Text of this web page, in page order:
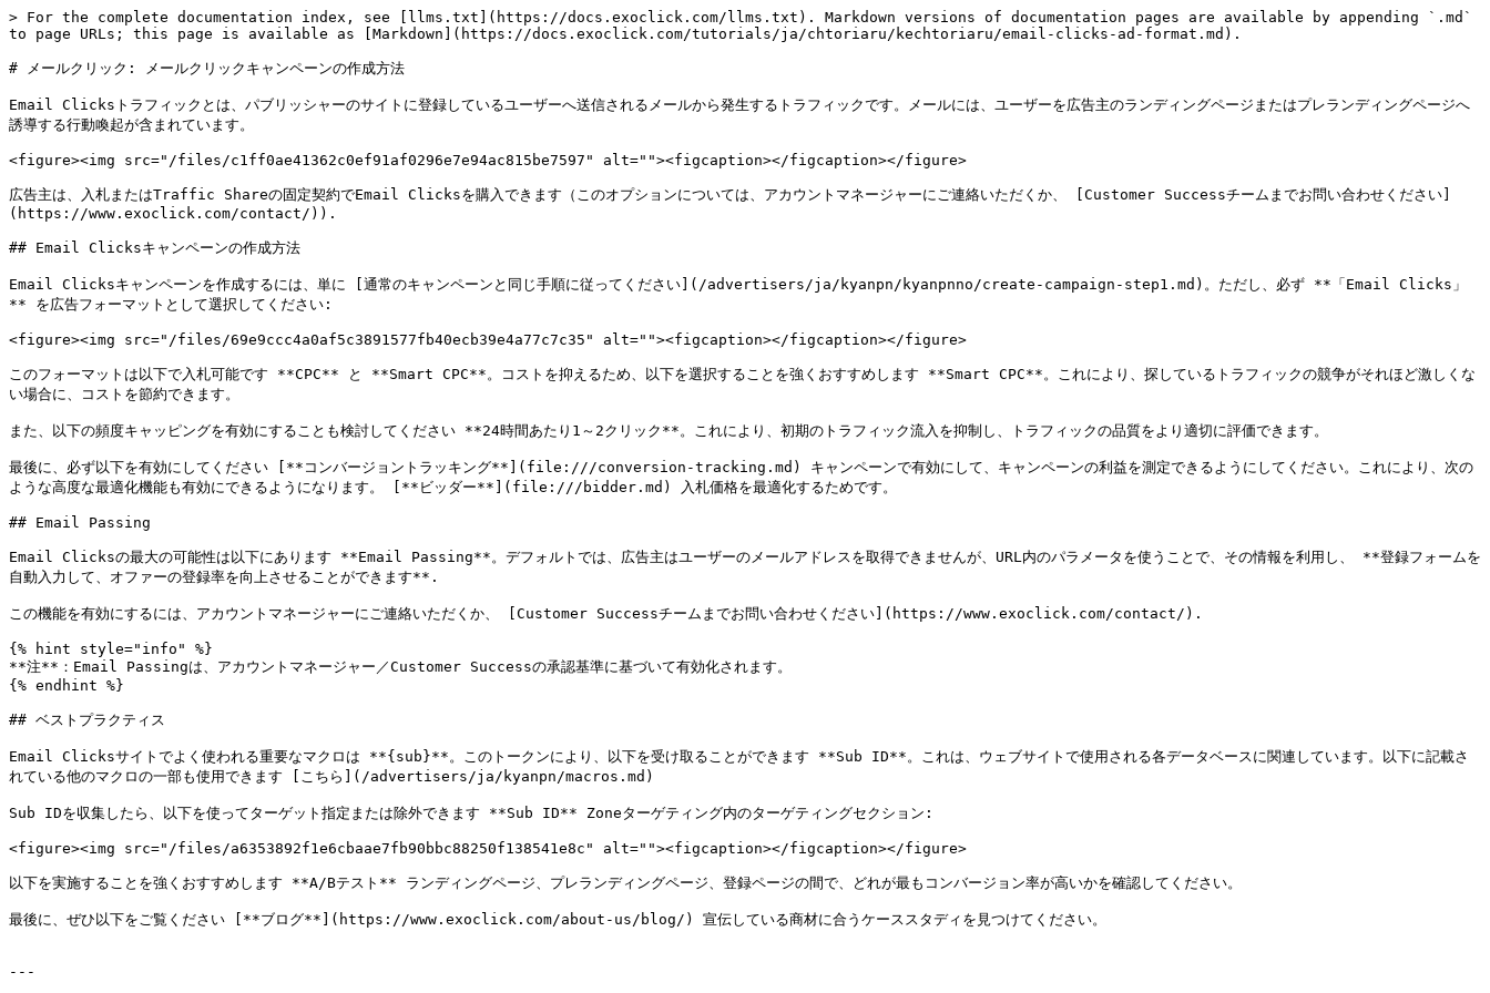
> For the complete documentation index, see [llms.txt](https://docs.exoclick.com/llms.txt). Markdown versions of documentation pages are available by appending `.md`
to page URLs; this page is available as [Markdown](https://docs.exoclick.com/tutorials/ja/chtoriaru/kechtoriaru/email-clicks-ad-format.md).
# メールクリック: メールクリックキャンペーンの作成方法
Email Clicksトラフィックとは、パブリッシャーのサイトに登録しているユーザーへ送信されるメールから発生するトラフィックです。メールには、ユーザーを広告主のランディングページまたはプレランディングページへ
誘導する行動喚起が含まれています。
<figure><img src="/files/c1ff0ae41362c0ef91af0296e7e94ac815be7597" alt=""><figcaption></figcaption></figure>
広告主は、入札またはTraffic Shareの固定契約でEmail Clicksを購入できます（このオプションについては、アカウントマネージャーにご連絡いただくか、 [Customer Successチームまでお問い合わせください]
(https://www.exoclick.com/contact/)).
## Email Clicksキャンペーンの作成方法
Email Clicksキャンペーンを作成するには、単に [通常のキャンペーンと同じ手順に従ってください](/advertisers/ja/kyanpn/kyanpnno/create-campaign-step1.md)。ただし、必ず **「Email Clicks」
** を広告フォーマットとして選択してください:
<figure><img src="/files/69e9ccc4a0af5c3891577fb40ecb39e4a77c7c35" alt=""><figcaption></figcaption></figure>
このフォーマットは以下で入札可能です **CPC** と **Smart CPC**。コストを抑えるため、以下を選択することを強くおすすめします **Smart CPC**。これにより、探しているトラフィックの競争がそれほど激しくな
い場合に、コストを節約できます。
また、以下の頻度キャッピングを有効にすることも検討してください **24時間あたり1～2クリック**。これにより、初期のトラフィック流入を抑制し、トラフィックの品質をより適切に評価できます。
最後に、必ず以下を有効にしてください [**コンバージョントラッキング**](file:///conversion-tracking.md) キャンペーンで有効にして、キャンペーンの利益を測定できるようにしてください。これにより、次の
ような高度な最適化機能も有効にできるようになります。 [**ビッダー**](file:///bidder.md) 入札価格を最適化するためです。
## Email Passing
Email Clicksの最大の可能性は以下にあります **Email Passing**。デフォルトでは、広告主はユーザーのメールアドレスを取得できませんが、URL内のパラメータを使うことで、その情報を利用し、 **登録フォームを
自動入力して、オファーの登録率を向上させることができます**.
この機能を有効にするには、アカウントマネージャーにご連絡いただくか、 [Customer Successチームまでお問い合わせください](https://www.exoclick.com/contact/).
{% hint style="info" %}
**注**：Email Passingは、アカウントマネージャー／Customer Successの承認基準に基づいて有効化されます。
{% endhint %}
## ベストプラクティス
Email Clicksサイトでよく使われる重要なマクロは **{sub}**。このトークンにより、以下を受け取ることができます **Sub ID**。これは、ウェブサイトで使用される各データベースに関連しています。以下に記載さ
れている他のマクロの一部も使用できます [こちら](/advertisers/ja/kyanpn/macros.md)
Sub IDを収集したら、以下を使ってターゲット指定または除外できます **Sub ID** Zoneターゲティング内のターゲティングセクション:
<figure><img src="/files/a6353892f1e6cbaae7fb90bbc88250f138541e8c" alt=""><figcaption></figcaption></figure>
以下を実施することを強くおすすめします **A/Bテスト** ランディングページ、プレランディングページ、登録ページの間で、どれが最もコンバージョン率が高いかを確認してください。
最後に、ぜひ以下をご覧ください [**ブログ**](https://www.exoclick.com/about-us/blog/) 宣伝している商材に合うケーススタディを見つけてください。
---